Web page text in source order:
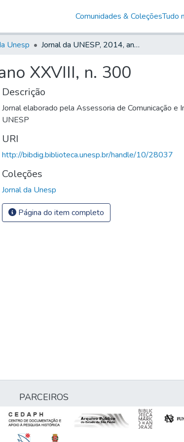
Comunidades & ColeçõesTudo
Unesp Jornal da UNESP, 2014, ano XXVIII, n. 300
XXVIII, n. 300
Descrição
Jornal elaborado pela Assessoria de Comunicação e
UNESP
URI
http://bibdig.biblioteca.unesp.br/handle/10/28037
Coleções
Jornal da Unesp
Página do item completo
PARCEIROS